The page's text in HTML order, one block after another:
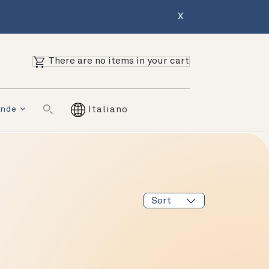
X
There are no items in your cart
Italiano